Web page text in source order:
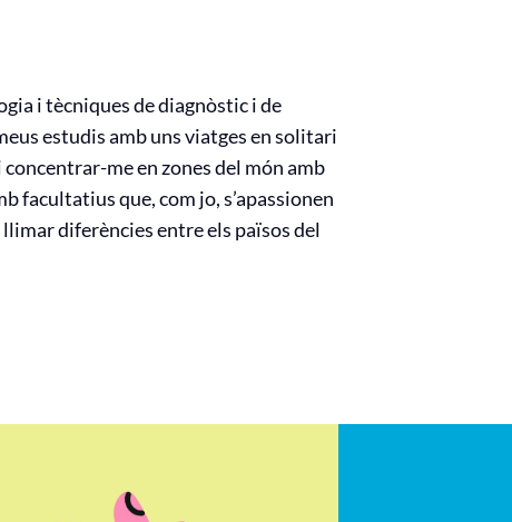
i tècniques de diagnòstic i de
estudis amb uns viatges en solitari
me en zones del món amb
facultatius que, com jo, s’apassionen
diferències entre els països del